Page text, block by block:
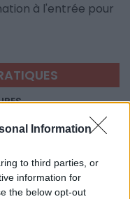
Information
to third parties, or
information for
the below opt-out
à l'entrée pour
Hugo